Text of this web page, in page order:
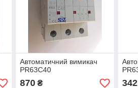
Автоматичний вимикач
PR63С40
870₴